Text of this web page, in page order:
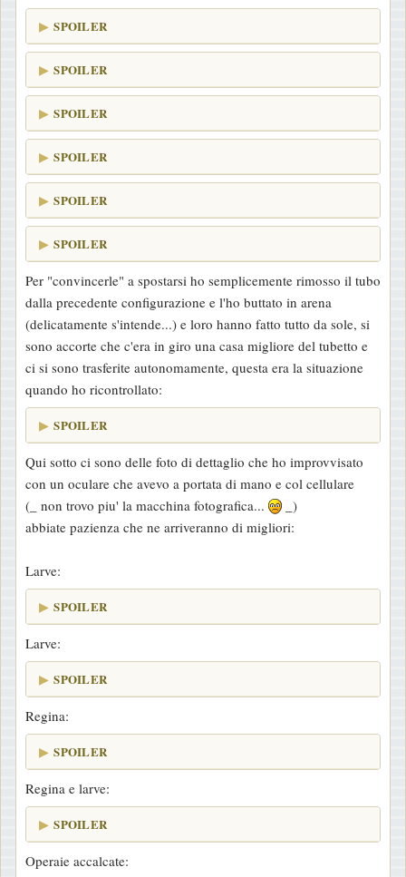
SPOILER
SPOILER
SPOILER
SPOILER
SPOILER
SPOILER
Per "convincerle" a spostarsi ho semplicemente rimosso il tubo
dalla precedente configurazione e l'ho buttato in arena
(delicatamente s'intende...) e loro hanno fatto tutto da sole, si
sono accorte che c'era in giro una casa migliore del tubetto e
ci si sono trasferite autonomamente, questa era la situazione
quando ho ricontrollato:
SPOILER
Qui sotto ci sono delle foto di dettaglio che ho improvvisato
con un oculare che avevo a portata di mano e col cellulare
(_ non trovo piu' la macchina fotografica...
_)
abbiate pazienza che ne arriveranno di migliori:
Larve:
SPOILER
Larve:
SPOILER
Regina:
SPOILER
Regina e larve:
SPOILER
Operaie accalcate: